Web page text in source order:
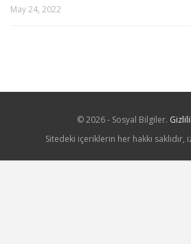
May 24, 2022
© 2026 - Sosyal Bilgiler.
Sitedeki içeriklerin her hakkı saklıdır,